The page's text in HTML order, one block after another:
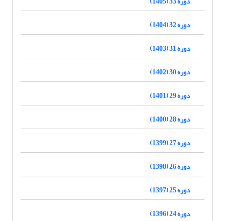
دوره 32 (1404)
دوره 31 (1403)
دوره 30 (1402)
دوره 29 (1401)
دوره 28 (1400)
دوره 27 (1399)
دوره 26 (1398)
دوره 25 (1397)
دوره 24 (1396)